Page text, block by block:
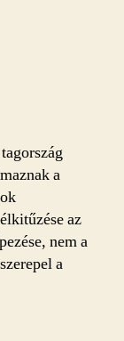
a
az
nem a
a